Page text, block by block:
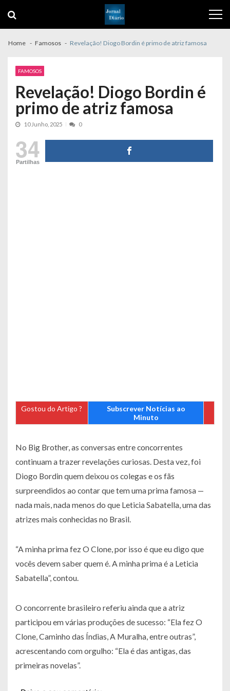
navigation
content
Home Famosos Revelação! Diogo Bordin é primo de atriz famosa
FAMOSOS
Revelação! Diogo Bordin é
primo de atriz famosa
10 Junho, 2025 0
34
Partilhas
Gostou do Artigo ?
Subscrever Notícias ao
Minuto
No Big Brother, as conversas entre concorrentes
continuam a trazer revelações curiosas. Desta vez, foi
Diogo Bordin quem deixou os colegas e os fãs
surpreendidos ao contar que tem uma prima famosa —
nada mais, nada menos do que Leticia Sabatella, uma das
atrizes mais conhecidas no Brasil.
“A minha prima fez O Clone, por isso é que eu digo que
vocês devem saber quem é. A minha prima é a Leticia
Sabatella”, contou.
O concorrente brasileiro referiu ainda que a atriz
participou em várias produções de sucesso: “Ela fez O
Clone, Caminho das Índias, A Muralha, entre outras”,
acrescentando com orgulho: “Ela é das antigas, das
primeiras novelas”.